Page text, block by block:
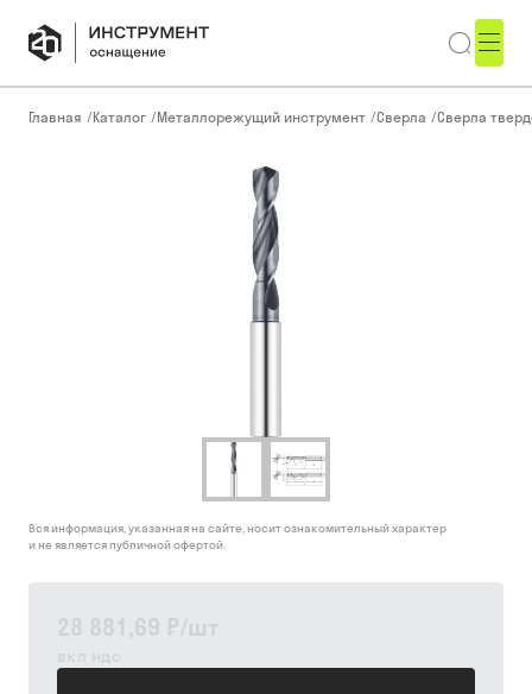
Главная /Каталог /Металлорежущий инструмент /Сверла /Сверла
28 881,69 ₽/шт
вкл ндс
Вся информация, указанная на сайте, носит ознакомительный характер
и не является публичной офертой.